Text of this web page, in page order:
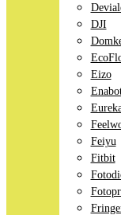
DJI
Eizo
Feiyu
Fitbit